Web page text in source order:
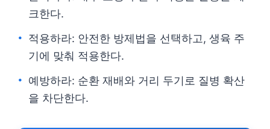
크한다.
적용하라: 안전한 방제법을 선택하고, 생육 주
기에 맞춰 적용한다.
예방하라: 순환 재배와 거리 두기로 질병 확산
을 차단한다.